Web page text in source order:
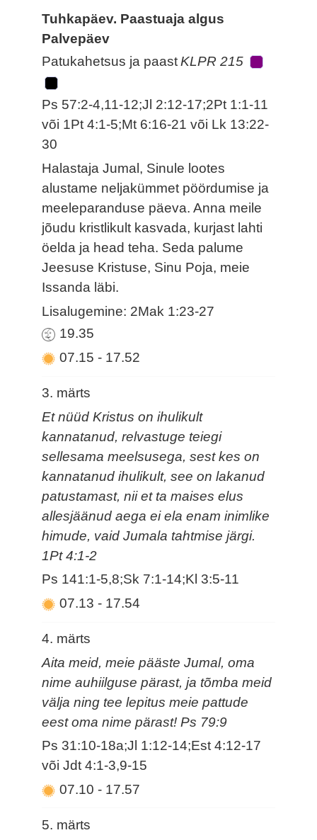
Tuhkapäev. Paastuaja algus
Palvepäev
Patukahetsus ja paastKLPR 215
Ps 57:2-4,11-12;Jl 2:12-17;2Pt 1:1-11
või 1Pt 4:1-5;Mt 6:16-21 või Lk 13:22-
30
Halastaja Jumal, Sinule lootes
alustame neljakümmet pöördumise ja
meeleparanduse päeva. Anna meile
jõudu kristlikult kasvada, kurjast lahti
öelda ja head teha. Seda palume
Jeesuse Kristuse, Sinu Poja, meie
Issanda läbi.
Lisalugemine: 2Mak 1:23-27
19.35
07.15- 17.52
3. märts
Et nüüd Kristus on ihulikult
kannatanud, relvastuge teiegi
sellesama meelsusega, sest kes on
kannatanud ihulikult, see on lakanud
patustamast, nii et ta maises elus
allesjäänud aega ei ela enam inimlike
himude, vaid Jumala tahtmise järgi.
1Pt 4:1-2
Ps 141:1-5,8;Sk 7:1-14;Kl 3:5-11
07.13- 17.54
4. märts
Aita meid, meie pääste Jumal, oma
nime auhiilguse pärast, ja tõmba meid
välja ning tee lepitus meie pattude
eest oma nime pärast! Ps 79:9
Ps 31:10-18a;Jl 1:12-14;Est 4:12-17
või Jdt 4:1-3,9-15
07.10- 17.57
5. märts